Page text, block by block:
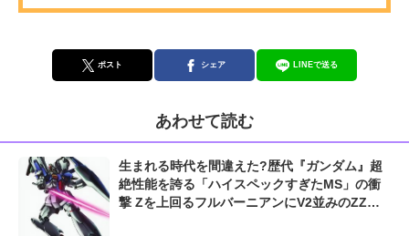
ポスト シェア LINEで送る
あわせて読む
生まれる時代を間違えた?歴代『ガンダム』超
絶性能を誇る「ハイスペックすぎたMS」の衝
撃 Zを上回るフルバーニアンにV2並みのZZガ